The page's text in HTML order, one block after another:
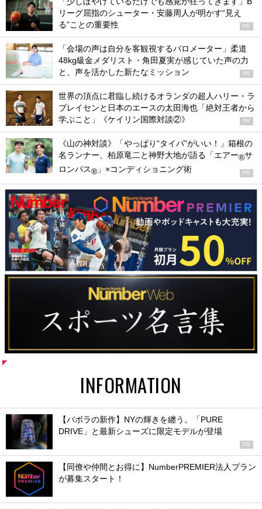
リーグ屈指のシューター・安藤周人が明かす“見え
る”ことの重要性
PR
「会場の声は自分を客観視するバロメーター」柔道
48kg級金メダリスト・角田夏実が感じていた声の力
と、声を活かした新たなミッション
PR
世界の頂点に君臨し続けるオランダの超人ハリー・ラ
ブレイセンと日本のエースの太田海也「絶対王者から
学ぶこと」《ケイリン国際対談②》
PR
《山の神対談》「やっぱり“タイパ”がいい！」箱根の
名ランナー、柏原竜二と神野大地が語る「エアー®サ
ロンパス® 」×コンディショニング術 PR
INFORMATION
【バボラの新作】NYの輝きを纏う。「PURE
DRIVE」と最新シューズに限定モデルが登場
PR
【同僚や仲間とお得に】NumberPREMIER法人プラン
が募集スタート！